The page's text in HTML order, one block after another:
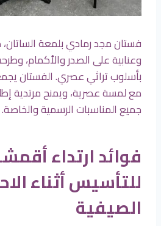
فستان مجد رمادي بلمعة
وعنابية على الصدر والأكمام،
بأسلوب تراثي عصري. الفستان
مع لمسة عصرية، ويمنح مرتدية
جميع المناسبات الرسمية والخاصة.
فوائد ارتداء
للتأسيس أثناء
الصيفية